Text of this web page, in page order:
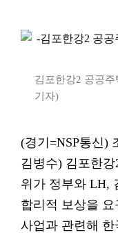
김포한강2 공공
기자)
(경기=NSP통신)
김병수) 김포한
위가 정부와 LH,
합리적 보상을
사업과 관련해